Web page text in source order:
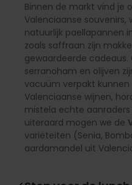
Binnen de markt vind je
Valenciaanse
natuurlijk paellapannen
zoals saffraan zijn
gewaardeerde
serranoham en olijven
vacuüm verpakt kunnen
Valenciaanse wijnen,
mistela echte
uiteraard mogen we de
variëteiten (Senia,
aardamandel uit